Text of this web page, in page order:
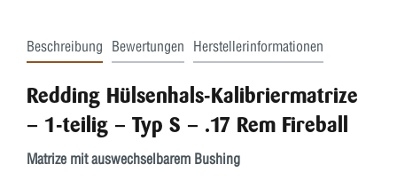
Beschreibung Bewertungen Herstellerinformationen
Redding Hülsenhals-Kalibriermatrize
– 1-teilig – Typ S – .17 Rem Fireball
Matrize mit auswechselbarem Bushing